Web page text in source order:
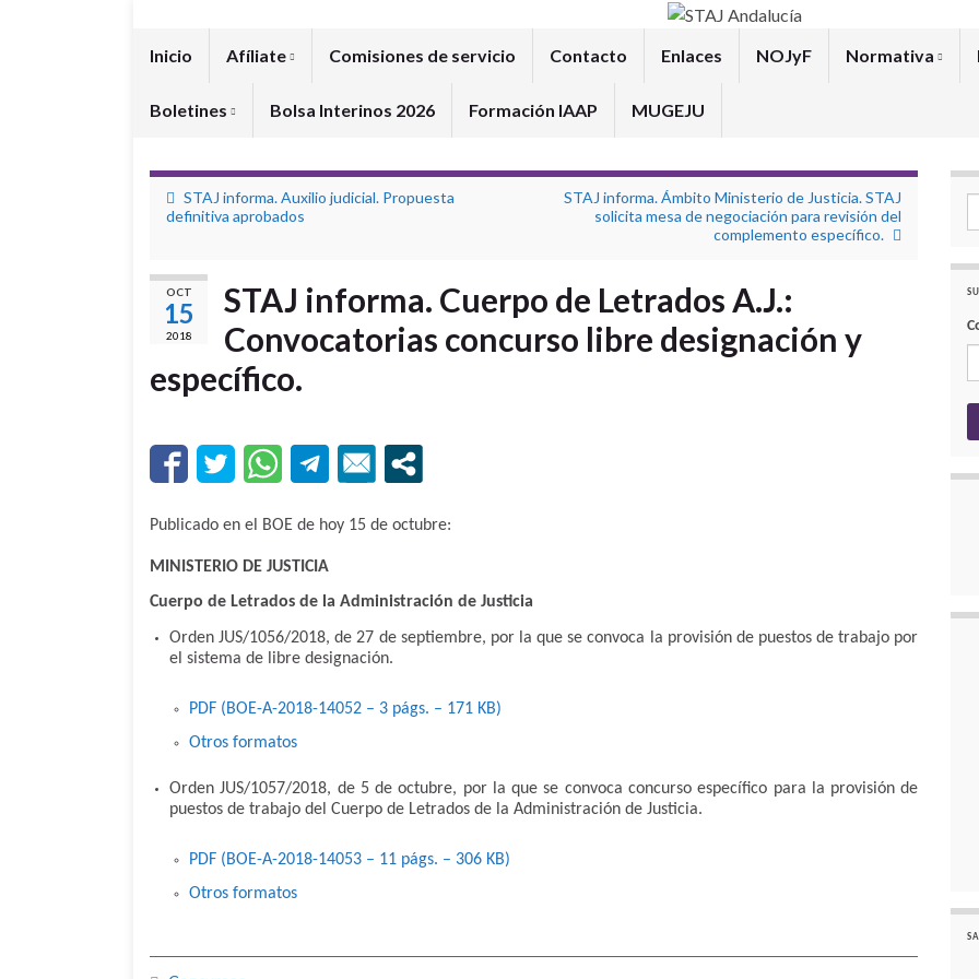
Inicio Afíliate Comisiones de servicio Contacto Enlaces NOJyF Normativa
Boletines Bolsa Interinos 2026 Formación IAAP MUGEJU
STAJ informa. Auxilio judicial. Propuesta
definitiva aprobados
STAJ informa. Ámbito Ministerio de Justicia. STAJ
solicita mesa de negociación para revisión del
complemento específico.
OCT
15
2018
STAJ informa. Cuerpo de Letrados A.J.:
Convocatorias concurso libre designación y
específico.
Publicado en el BOE de hoy 15 de octubre:
MINISTERIO DE JUSTICIA
Cuerpo de Letrados de la Administración de Justicia
Orden JUS/1056/2018, de 27 de septiembre, por la que se convoca la provisión de puestos de trabajo por
el sistema de libre designación.
PDF (BOE-A-2018-14052 – 3 págs. – 171 KB)
Otros formatos
Orden JUS/1057/2018, de 5 de octubre, por la que se convoca concurso específico para la provisión de
puestos de trabajo del Cuerpo de Letrados de la Administración de Justicia.
PDF (BOE-A-2018-14053 – 11 págs. – 306 KB)
Otros formatos